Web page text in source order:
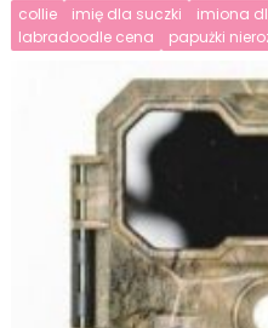
collie imię dla suczki imiona
labradoodle cena
papużki